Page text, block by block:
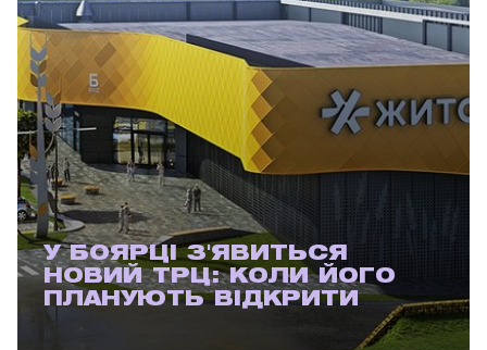
У БОЯРЦІ З'ЯВИТЬСЯ
НОВИЙ ТРЦ: КОЛИ ЙОГО
ПЛАНУЮТЬ ВІДКРИТИ